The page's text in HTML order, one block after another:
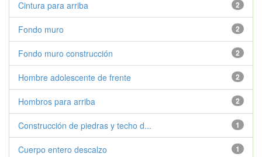
2
Cintura para arriba
2
Fondo muro
2
Fondo muro construcción
2
Hombre adolescente de frente
2
Hombros para arriba
1
Construcción de piedras y techo d...
1
Cuerpo entero descalzo